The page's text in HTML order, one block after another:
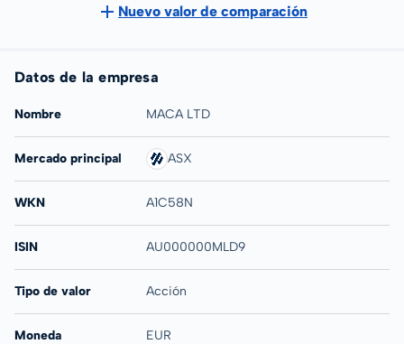
Nuevo valor de comparación
Datos de la empresa
Nombre MACA LTD
Mercado principal ASX
WKN A1C58N
ISIN AU000000MLD9
Tipo de valor Acción
Moneda EUR